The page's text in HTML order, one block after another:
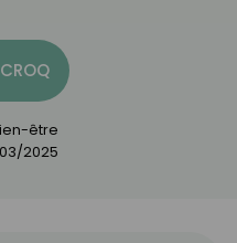
être
2025